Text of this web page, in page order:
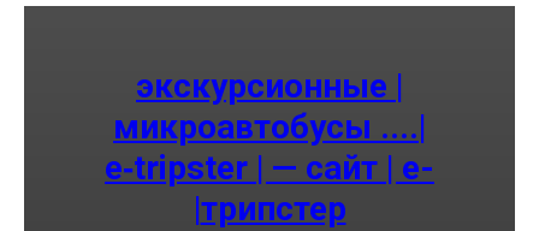
экскурсионные |
микроавтобусы ....|
e‑tripster | — сайт | е-
трипстер|